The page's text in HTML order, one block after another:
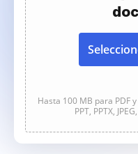
Hasta 100 MB para PDF
PPT, PPTX,